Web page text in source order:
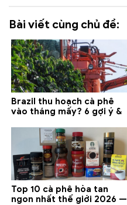
Bài viết cùng chủ đề:
Brazil thu hoạch cà phê
vào tháng mấy? 6 gợi ý &
Top 10 cà phê hòa tan
ngon nhất thế giới 2026 —